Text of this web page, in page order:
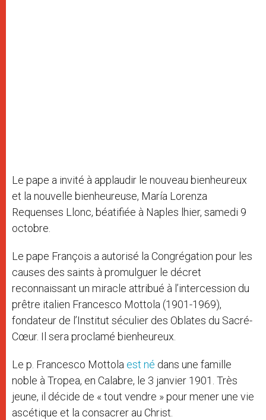
Le pape a invité à applaudir le nouveau bienheureux
et la nouvelle bienheureuse, María Lorenza
Requenses Llonc, béatifiée à Naples lhier, samedi 9
octobre.
Le pape François a autorisé la Congrégation pour les
causes des saints à promulguer le décret
reconnaissant un miracle attribué à l’intercession du
prêtre italien Francesco Mottola (1901-1969),
fondateur de l’Institut séculier des Oblates du Sacré-
Cœur. Il sera proclamé bienheureux.
Le p. Francesco Mottola est né dans une famille
noble à Tropea, en Calabre, le 3 janvier 1901. Très
jeune, il décide de « tout vendre » pour mener une vie
ascétique et la consacrer au Christ.